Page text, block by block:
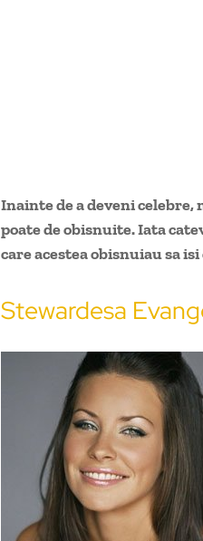
Inainte de a deveni celebre,
poate de obisnuite. Iata
care acestea obisnuiau sa
Stewardesa